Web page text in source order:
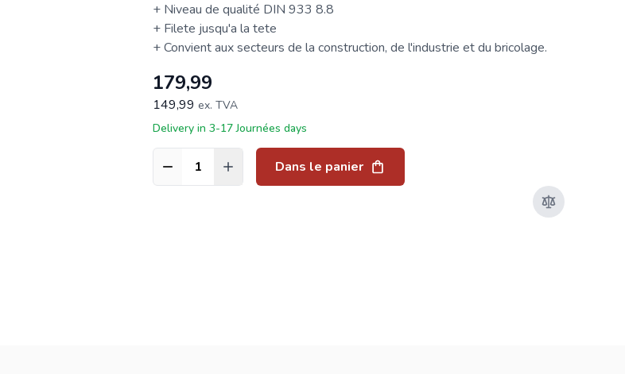
+ Niveau de qualité DIN 933 8.8
+ Filete jusqu'a la tete
+ Convient aux secteurs de la construction, de l'industrie et du bricolage.
179,99
149,99 ex. TVA
Delivery in 3-17 Journées days
Quantité Dans le panier